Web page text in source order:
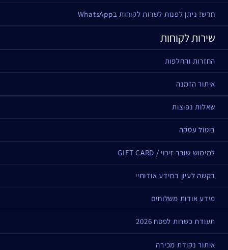
הגנה רחבת טווח SPF 50
הגנה נוגדת חמצון
גימור שקוף ובלתי נראה
מרקם ג'ל
נבדק דרמטולוגית
אינו גורם להתפרצות פצעים ופצעונים
חדש! ניתן לפנות לשרות לקוחות בWhatsApp
שירות לקוחות
החזרות והחלפות
איתור הזמנה
שאלות נפוצות
ביטול עסקה
למימוש שובר זיכוי / GIFT CARD
בקשה לעיון במידע אודותיי
מידע אודות משלוחים
תעודת כשרות לפסח 2026
איתור נקודת מכירה